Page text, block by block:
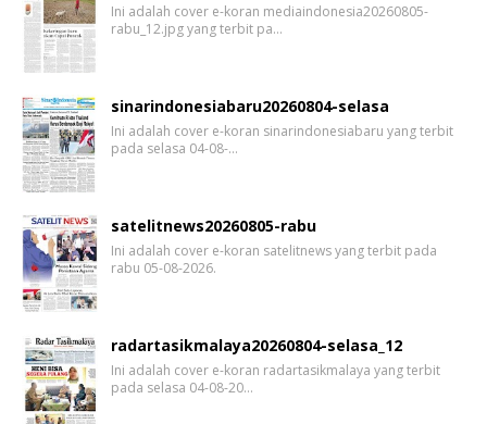
Ini adalah cover e-koran mediaindonesia20260805-
rabu_12.jpg yang terbit pa…
sinarindonesiabaru20260804-selasa
Ini adalah cover e-koran sinarindonesiabaru yang terbit
pada selasa 04-08-…
satelitnews20260805-rabu
Ini adalah cover e-koran satelitnews yang terbit pada
rabu 05-08-2026.
radartasikmalaya20260804-selasa_12
Ini adalah cover e-koran radartasikmalaya yang terbit
pada selasa 04-08-20…